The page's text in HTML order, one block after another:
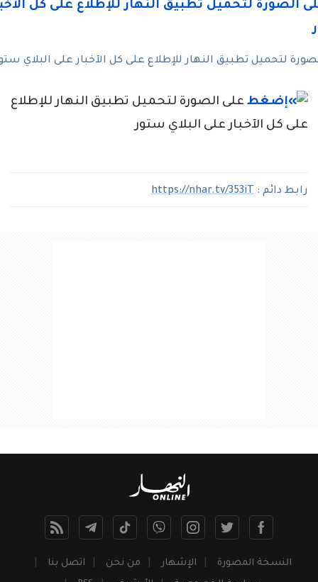
لتحميل تطبيق النهار للإطلاع على كل الآخبار على البلاي
على الصورة لتحميل تطبيق النهار للإطلاع
على كل الآخبار على البلاي ستور
رابط دائم : https://nhar.tv/353iT
النسخة المصورة الإشهار من نحن
اتصل بنا